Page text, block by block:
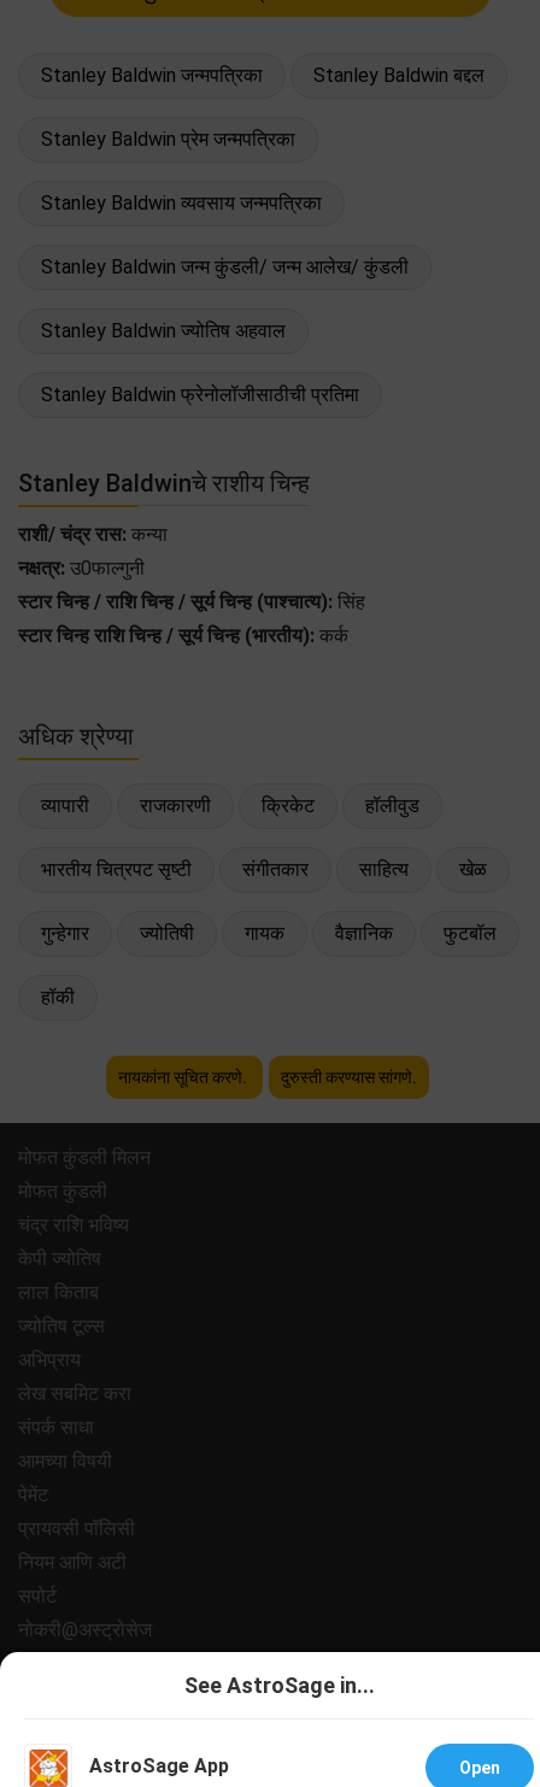
Stanley Baldwin जन्मपत्रिका Stanley Baldwin बद्दल
Stanley Baldwin प्रेम जन्मपत्रिका
Stanley Baldwin व्यवसाय जन्मपत्रिका
Stanley Baldwin जन्म कुंडली/ जन्म आलेख/ कुंडली
Stanley Baldwin ज्योतिष अहवाल
Stanley Baldwin फ्रेनोलॉजीसाठीची प्रतिमा
Stanley Baldwinचे राशीय चिन्ह
राशी/ चंद्र रास: कन्या
नक्षत्र: उ0फाल्गुनी
स्टार चिन्ह / राशि चिन्ह / सूर्य चिन्ह (पाश्चात्य): सिंह
स्टार चिन्ह राशि चिन्ह / सूर्य चिन्ह (भारतीय): कर्क
अधिक श्रेण्या
व्यापारी राजकारणी क्रिकेट हॉलीवुड
भारतीय चित्रपट सृष्टी संगीतकार साहित्य खेळ
गुन्हेगार ज्योतिषी गायक वैज्ञानिक फुटबॉल
हॉकी
नायकांना सूचित करणे. दुरुस्ती करण्यास सांगणे.
मोफत कुंडली मिलन
मोफत कुंडली
चंद्र राशि भविष्य
केपी ज्योतिष
लाल किताब
ज्योतिष टूल्स
अभिप्राय
लेख सबमिट करा
संपर्क साधा
आमच्या विषयी
पेमेंट
प्रायवसी पॉलिसी
नियम आणि अटी
सपोर्ट
नोकरी@अस्ट्रोसेज
All copyrights reserved 2025AstroSage.com
See AstroSage in...
AstroSage App Open